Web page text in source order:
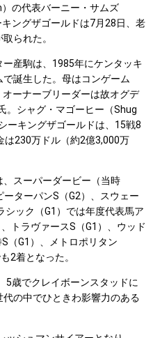
の代表バーニー・サムズ
ングザゴールドは7月28日、老
られた。
産駒は、1985年にケンタッキ
誕生した。母はコンゲーム
オーナーブリーダーは故オグデ
。シャグ・マゴーヒー（Shug
ーキングザゴールドは、15戦8
は230万ドル（約2億3,000万
スーパーダービー（当時
ターパンS（G2）、スウェー
シック（G1）では年度代表馬ア
トラヴァースS（G1）、ウッド
（G1）、メトロポリタン
2着となった。
歳でクレイボーンスタッドに
の中でひときわ影響力のある